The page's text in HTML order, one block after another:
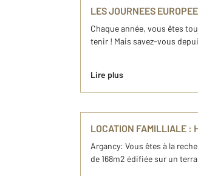
LES JOURNEES
Chaque année, vous êtes
tenir ! Mais savez-vous
Lire plus
LOCATION FAMILLIALE :
Argancy: Vous êtes à la
de 168m2 édifiée sur un